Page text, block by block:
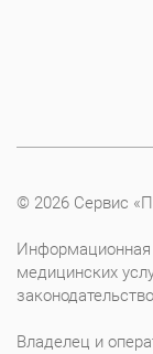
© 2026 Сервис
Информационная
медицинских
Владелец и